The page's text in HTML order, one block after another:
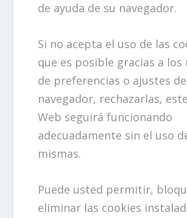
de ayuda de su navegador.
Si no acepta el uso de las
que es posible gracias a los
de preferencias o ajustes
navegador, rechazarlas,
Web seguirá funcionando
adecuadamente sin el uso
mismas.
Puede usted permitir,
eliminar las cookies